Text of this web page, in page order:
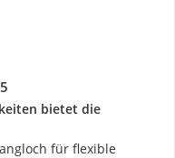
bietet die
für flexible